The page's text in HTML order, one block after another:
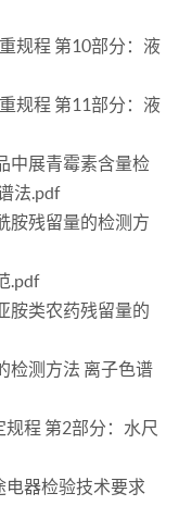
规程 第10部分：液
规程 第11部分：液
中展青霉素含量检
法.pdf
胺残留量的检测方
.pdf
胺类农药残留量的
检测方法 离子色谱
程 第2部分：水尺
电器检验技术要求